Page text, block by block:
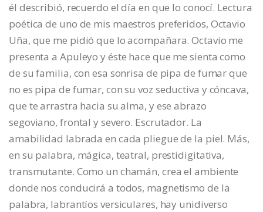
él describió, recuerdo el día en que lo conocí. Lectura
poética de uno de mis maestros preferidos, Octavio
Uña, que me pidió que lo acompañara. Octavio me
presenta a Apuleyo y éste hace que me sienta como
de su familia, con esa sonrisa de pipa de fumar que
no es pipa de fumar, con su voz seductiva y cóncava,
que te arrastra hacia su alma, y ese abrazo
segoviano, frontal y severo. Escrutador. La
amabilidad labrada en cada pliegue de la piel. Más,
en su palabra, mágica, teatral, prestidigitativa,
transmutante. Como un chamán, crea el ambiente
donde nos conducirá a todos, magnetismo de la
palabra, labrantíos versiculares, hay unidiverso